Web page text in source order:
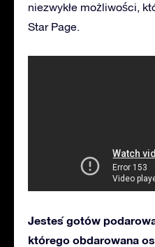
niezwykłe możliwości,
Star Page.
Jesteś gotów
którego obdarowana